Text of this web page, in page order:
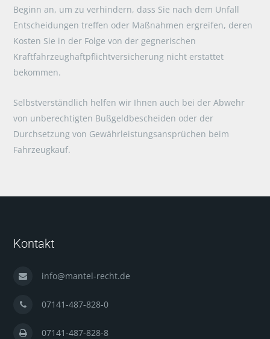
Beginn an, um zu verhindern, dass Sie nach dem Unfall
Entscheidungen treffen oder Maßnahmen ergreifen, deren
Kosten Sie in der Folge von der gegnerischen
Kraftfahrzeughaftpflichtversicherung nicht erstattet
bekommen.
Selbstverständlich helfen wir Ihnen auch bei der Abwehr
von unberechtigten Bußgeldbescheiden oder der
Durchsetzung von Gewährleistungsansprüchen beim
Fahrzeugkauf.
Kontakt
info@mantel-recht.de
07141-487-828-0
07141-487-828-8